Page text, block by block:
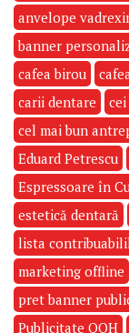
anvelope
banner
cafea birou
carii dentare
cel mai bun
Eduard Petrescu
Espressoare în
estetică dentară
lista
marketing offline
pret banner
Publicitate OOH